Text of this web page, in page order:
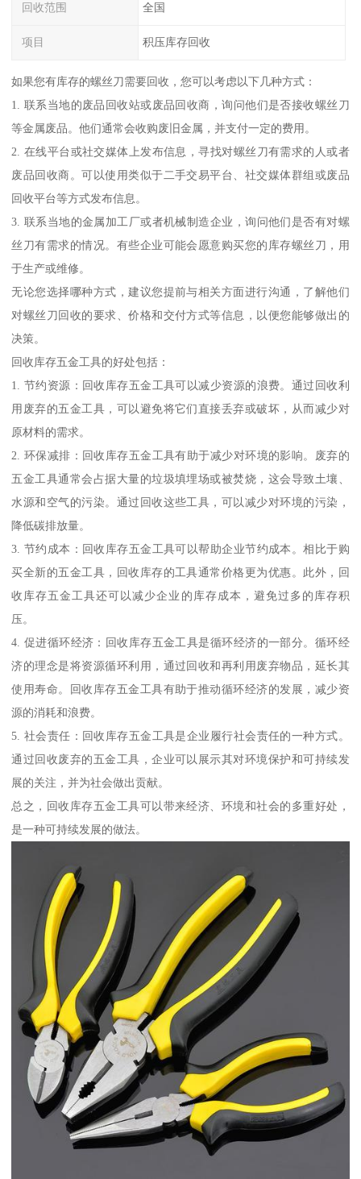
回收范围 全国
项目 积压库存回收
如果您有库存的螺丝刀需要回收，您可以考虑以下几种方式：
1. 联系当地的废品回收站或废品回收商，询问他们是否接收螺丝刀
等金属废品。他们通常会收购废旧金属，并支付一定的费用。
2. 在线平台或社交媒体上发布信息，寻找对螺丝刀有需求的人或者
废品回收商。可以使用类似于二手交易平台、社交媒体群组或废品
回收平台等方式发布信息。
3. 联系当地的金属加工厂或者机械制造企业，询问他们是否有对螺
丝刀有需求的情况。有些企业可能会愿意购买您的库存螺丝刀，用
于生产或维修。
无论您选择哪种方式，建议您提前与相关方面进行沟通，了解他们
对螺丝刀回收的要求、价格和交付方式等信息，以便您能够做出的
决策。
回收库存五金工具的好处包括：
1. 节约资源：回收库存五金工具可以减少资源的浪费。通过回收利
用废弃的五金工具，可以避免将它们直接丢弃或破坏，从而减少对
原材料的需求。
2. 环保减排：回收库存五金工具有助于减少对环境的影响。废弃的
五金工具通常会占据大量的垃圾填埋场或被焚烧，这会导致土壤、
水源和空气的污染。通过回收这些工具，可以减少对环境的污染，
降低碳排放量。
3. 节约成本：回收库存五金工具可以帮助企业节约成本。相比于购
买全新的五金工具，回收库存的工具通常价格更为优惠。此外，回
收库存五金工具还可以减少企业的库存成本，避免过多的库存积
压。
4. 促进循环经济：回收库存五金工具是循环经济的一部分。循环经
济的理念是将资源循环利用，通过回收和再利用废弃物品，延长其
使用寿命。回收库存五金工具有助于推动循环经济的发展，减少资
源的消耗和浪费。
5. 社会责任：回收库存五金工具是企业履行社会责任的一种方式。
通过回收废弃的五金工具，企业可以展示其对环境保护和可持续发
展的关注，并为社会做出贡献。
总之，回收库存五金工具可以带来经济、环境和社会的多重好处，
是一种可持续发展的做法。